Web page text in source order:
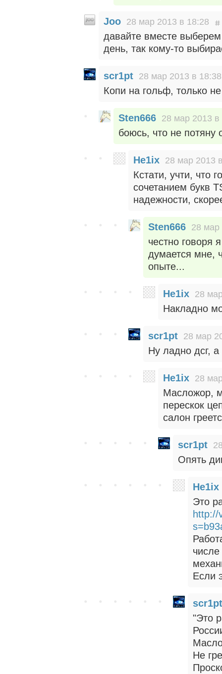
Joo 28 мар 2013 в 18:28
давайте вместе
день, так кому-то
scr1pt 28 мар 2013 в 18:38
Копи на гольф, только
Sten666 28 мар 2013 в
боюсь, что не потяну
He1ix 28 мар 2013
Кстати, учти, что
сочетанием букв
надежности,
Sten666 28 мар
честно говоря
думается мне,
опыте...
He1ix 28
Накладно
scr1pt 28 мар
Ну ладно дсг,
He1ix 28
Масложор,
перескок
салон
scr1pt
Опять
He1ix
Это
http://
Если
scr1pt
"Это
Не